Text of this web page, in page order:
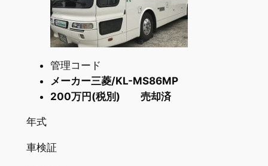
管理コード
メーカー三菱/KL-MS86MP
200万円(税別) 売却済
年式
車検証